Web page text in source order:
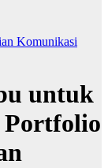
Komunikasi
untuk
Portfolio